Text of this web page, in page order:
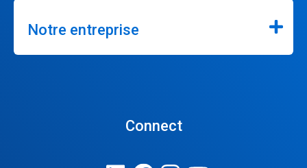
Notre entreprise
Connect